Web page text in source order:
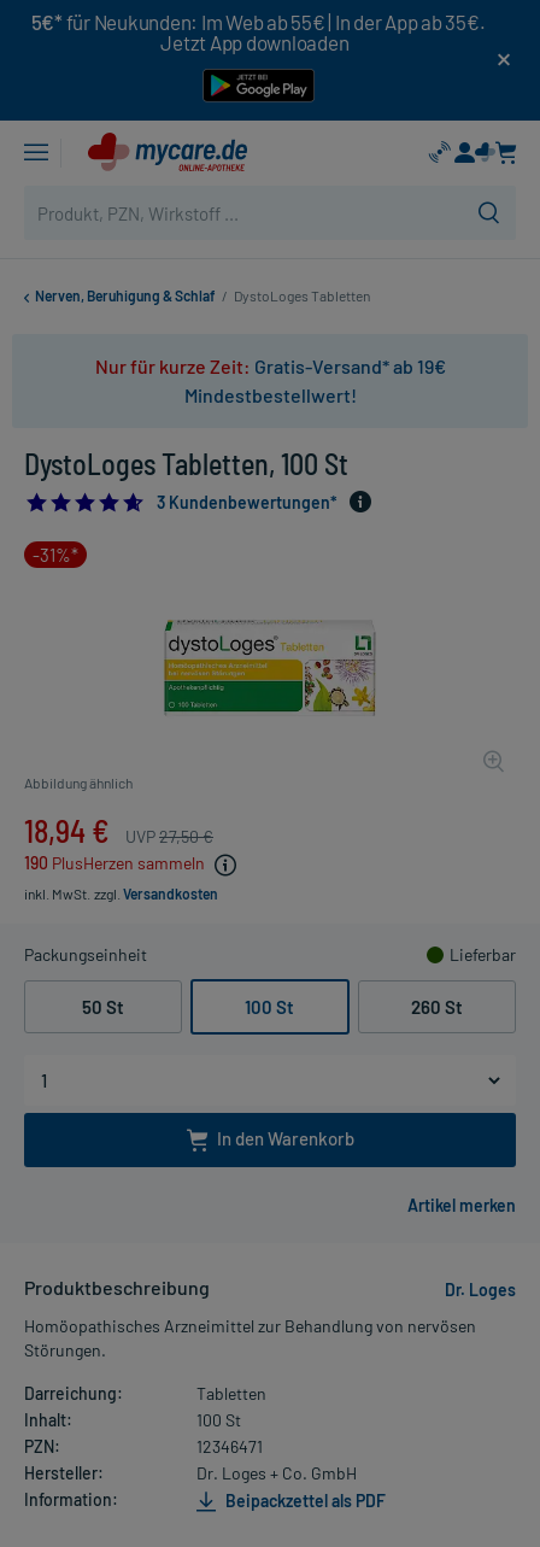
5€* für Neukunden: Im Web ab 55€ | In der App ab 35€.
Jetzt App downloaden
Nerven, Beruhigung & Schlaf / DystoLoges Tabletten
Nur für kurze Zeit: Gratis-Versand* ab 19€
Mindestbestellwert!
DystoLoges Tabletten, 100 St
4.666666666666667
3 Kundenbewertungen*
-31%*
Abbildung ähnlich
18,94 € UVP27,50 €
190 PlusHerzen sammeln
inkl. MwSt. zzgl. Versandkosten
Packungseinheit Lieferbar
50 St 100 St 260 St
In den Warenkorb
Produktbeschreibung
Dr. Loges
Homöopathisches Arzneimittel zur Behandlung von nervösen
Störungen.
Darreichung:
Tabletten
Inhalt:
100 St
PZN:
12346471
Hersteller:
Dr. Loges + Co. GmbH
Information:
Beipackzettel als PDF